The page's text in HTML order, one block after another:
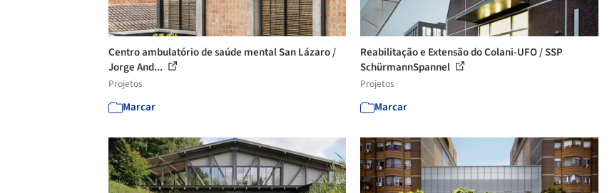
Centro ambulatório de saúde mental San Lázaro /
Jorge And...
Projetos
Marcar
Reabilitação e Extensão do Colani-UFO / SSP
SchürmannSpannel
Projetos
Marcar